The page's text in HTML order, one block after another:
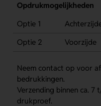
Opdrukmogelijkheden
Optie 1
Optie 2
Voorzijde
Neem contact op voor
bedrukkingen.
Verzending binnen ca. 7
drukproef.